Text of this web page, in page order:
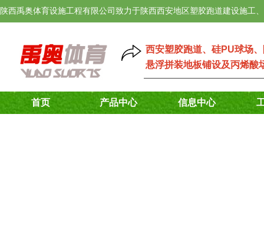
西安塑胶跑道、 硅PU球场、
悬浮拼装地板铺设及丙烯酸
陕西禹奥体育设施工程有限公司致力于陕西西安地区塑胶跑道建设施工
首页 产品中心 信息中心